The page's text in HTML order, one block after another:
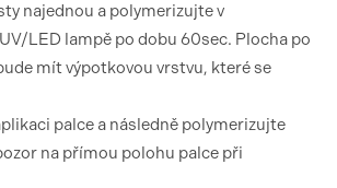
najednou a polymerizujte v
LED lampě po dobu 60sec. Plocha po
mít výpotkovou vrstvu, které se
palce a následně polymerizujte
na přímou polohu palce při